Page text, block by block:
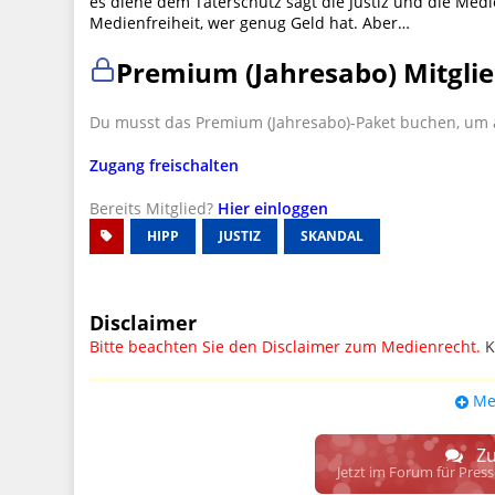
Medienfreiheit, wer genug Geld hat. Aber…
Premium (Jahresabo)
Du musst das Premium (Jahresabo)-Paket buchen,
Zugang freischalten
Bereits Mitglied? Hier einloggen
HIPP JUSTIZ SKANDAL
Disclaimer
Bitte beachten Sie den Disclaimer zum Medienrecht.
UPDATE: § 17 ECG seit 16.02.2024
weitere, damit zusammenhängende Paragrafen
Raum. D.h. noch mehr Spielraum für das sog.
gewisse Parteien bevorzugen kann.Jetzt im Forum für